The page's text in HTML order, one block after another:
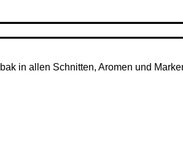
in allen Schnitten, Aromen und